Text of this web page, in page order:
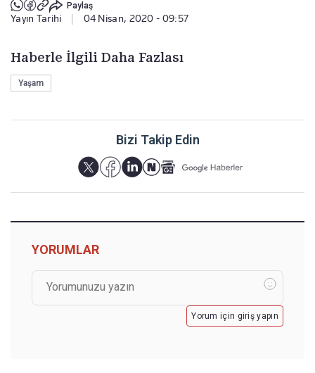
Paylaş
Yayın Tarihi | 04 Nisan, 2020 - 09:57
Haberle İlgili Daha Fazlası
Yaşam
Bizi Takip Edin
YORUMLAR
Yorum için giriş yapın